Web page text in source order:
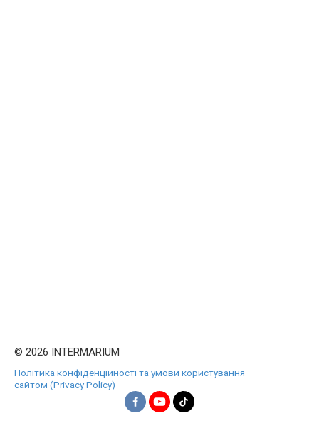
© 2026 INTERMARIUM
Політика конфіденційності та умови користування
сайтом (Privacy Policy)